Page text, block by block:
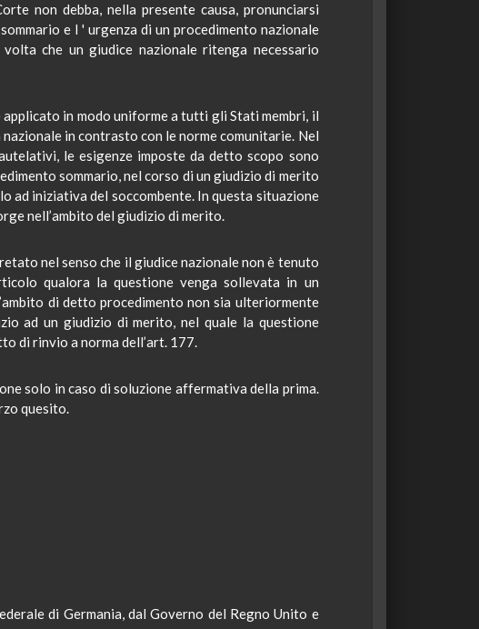
non debba, nella presente causa, pronunciarsi
e l ' urgenza di un procedimento nazionale
che un giudice nazionale ritenga necessario
in modo uniforme a tutti gli Stati membri, il
in contrasto con le norme comunitarie. Nel
le esigenze imposte da detto scopo sono
sommario, nel corso di un giudizio di merito
ad iniziativa del soccombente. In questa situazione
nell’ambito del giudizio di merito.
nel senso che il giudice nazionale non è tenuto
qualora la questione venga sollevata in un
di detto procedimento non sia ulteriormente
ad un giudizio di merito, nel quale la questione
di rinvio a norma dell’art. 177.
solo in caso di soluzione affermativa della prima.
quesito.
di Germania, dal Governo del Regno Unito e